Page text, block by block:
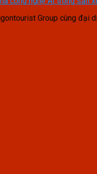
Group cùng đại